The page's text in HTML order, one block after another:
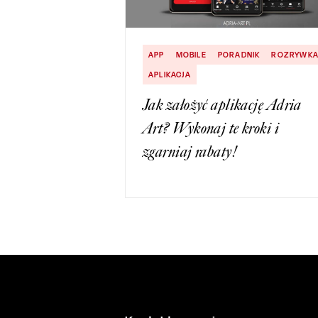
APP MOBILE PORADNIK
APLIKACJA
Jak założyć aplikację Adria
Art? Wykonaj te kroki i
zgarniaj rabaty!